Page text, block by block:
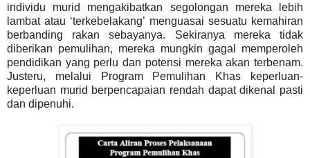
individu murid mengakibatkan segolongan mereka lebih
lambat atau ‘terkebelakang’ menguasai sesuatu kemahiran
berbanding rakan sebayanya. Sekiranya mereka tidak
diberikan pemulihan, mereka mungkin gagal memperoleh
pendidikan yang perlu dan potensi mereka akan terbenam.
Justeru, melalui Program Pemulihan
Khas keperluan-
keperluan murid berpencapaian rendah dapat dikenal pasti
dan dipenuhi.